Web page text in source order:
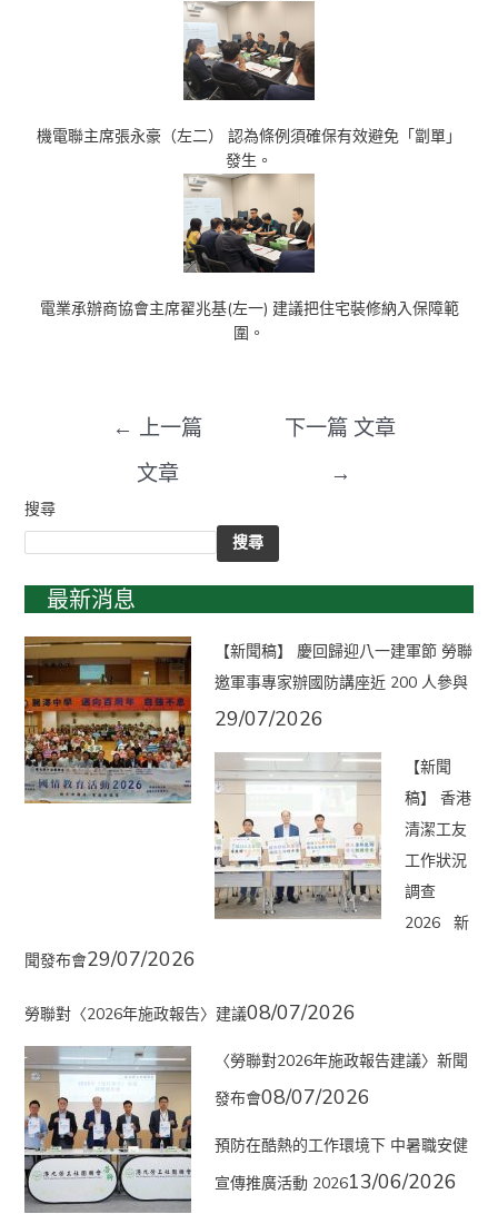
機電聯主席張永豪（左二） 認為條例須確保有效避免「劏單」
發生。
電業承辦商協會主席翟兆基(左一) 建議把住宅裝修納入保障範
圍。
← 上一篇
文章
下一篇 文章
→
搜尋
搜尋
最新消息
【新聞稿】 慶回歸迎八一建軍節 勞聯
邀軍事專家辦國防講座近 200 人參與
29/07/2026
【新聞
稿】 香港
清潔工友
工作狀況
調查
2026 新
聞發布會29/07/2026
勞聯對〈2026年施政報告〉建議08/07/2026
〈勞聯對2026年施政報告建議〉新聞
發布會08/07/2026
預防在酷熱的工作環境下 中暑職安健
宣傳推廣活動 202613/06/2026